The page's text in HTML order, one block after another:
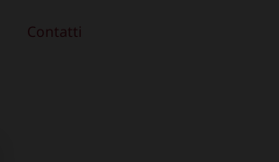
Contatti